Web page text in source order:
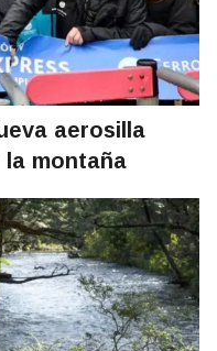
aerosilla
montaña